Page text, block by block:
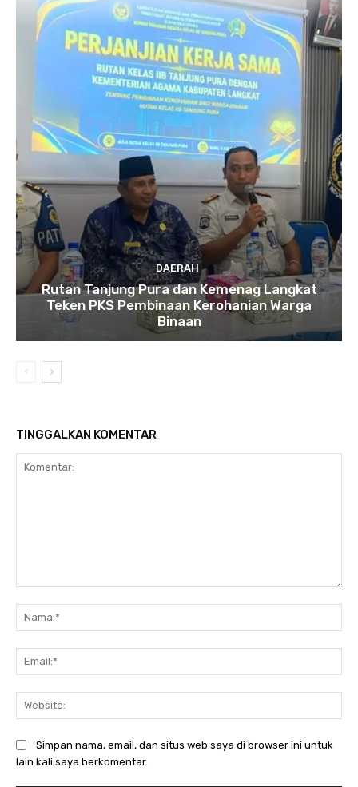
DAERAH
Rutan Tanjung Pura dan Kemenag Langkat
Teken PKS Pembinaan Kerohanian Warga
Binaan
TINGGALKAN KOMENTAR
Simpan nama, email, dan situs web saya di browser ini untuk
lain kali saya berkomentar.